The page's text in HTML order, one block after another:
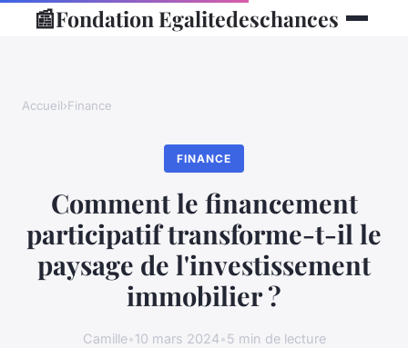
📰Fondation Egalitedeschances
Accueil›Finance
FINANCE
Comment le financement
participatif transforme-t-il le
paysage de l'investissement
immobilier ?
Camille•10 mars 2024•5 min de lecture